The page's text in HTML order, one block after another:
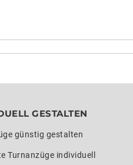
GESTALTEN
günstig gestalten
Turnanzüge individuell